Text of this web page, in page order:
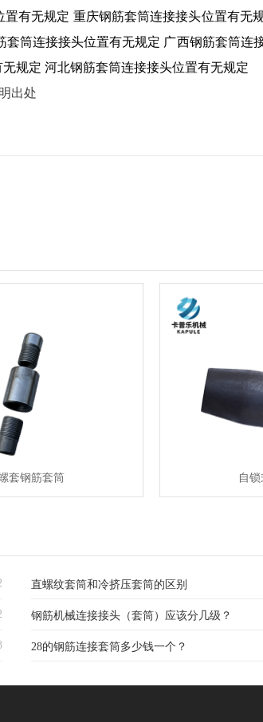
置有无规定 重庆钢筋套筒连接接头位置有无
套筒连接接头位置有无规定 广西钢筋套筒连
规定 河北钢筋套筒连接接头位置有无规定
出处
套钢筋套筒 自
直螺纹套筒和冷挤压套筒的区别
钢筋机械连接接头（套筒）应该分几级？
28的钢筋连接套筒多少钱一个？